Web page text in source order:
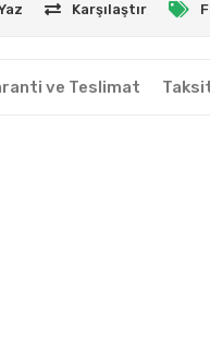
Karşılaştır
ve Teslimat